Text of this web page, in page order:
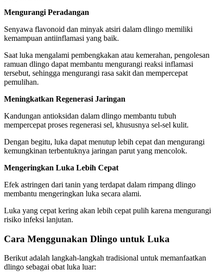
Mengurangi Peradangan
Senyawa flavonoid dan minyak atsiri dalam dlingo memiliki
kemampuan antiinflamasi yang baik.
Saat luka mengalami pembengkakan atau kemerahan, pengolesan
ramuan dlingo dapat membantu mengurangi reaksi inflamasi
tersebut, sehingga mengurangi rasa sakit dan mempercepat
pemulihan.
Meningkatkan Regenerasi Jaringan
Kandungan antioksidan dalam dlingo membantu tubuh
mempercepat proses regenerasi sel, khususnya sel-sel kulit.
Dengan begitu, luka dapat menutup lebih cepat dan mengurangi
kemungkinan terbentuknya jaringan parut yang mencolok.
Mengeringkan Luka Lebih Cepat
Efek astringen dari tanin yang terdapat dalam rimpang dlingo
membantu mengeringkan luka secara alami.
Luka yang cepat kering akan lebih cepat pulih karena mengurangi
risiko infeksi lanjutan.
Cara Menggunakan Dlingo untuk Luka
Berikut adalah langkah-langkah tradisional untuk memanfaatkan
dlingo sebagai obat luka luar: